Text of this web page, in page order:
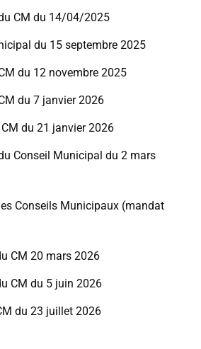
CM du 14/04/2025
du 15 septembre 2025
du 12 novembre 2025
du 7 janvier 2026
du 21 janvier 2026
Conseil Municipal du 2 mars
Conseils Municipaux (mandat
CM 20 mars 2026
CM du 5 juin 2026
du 23 juillet 2026